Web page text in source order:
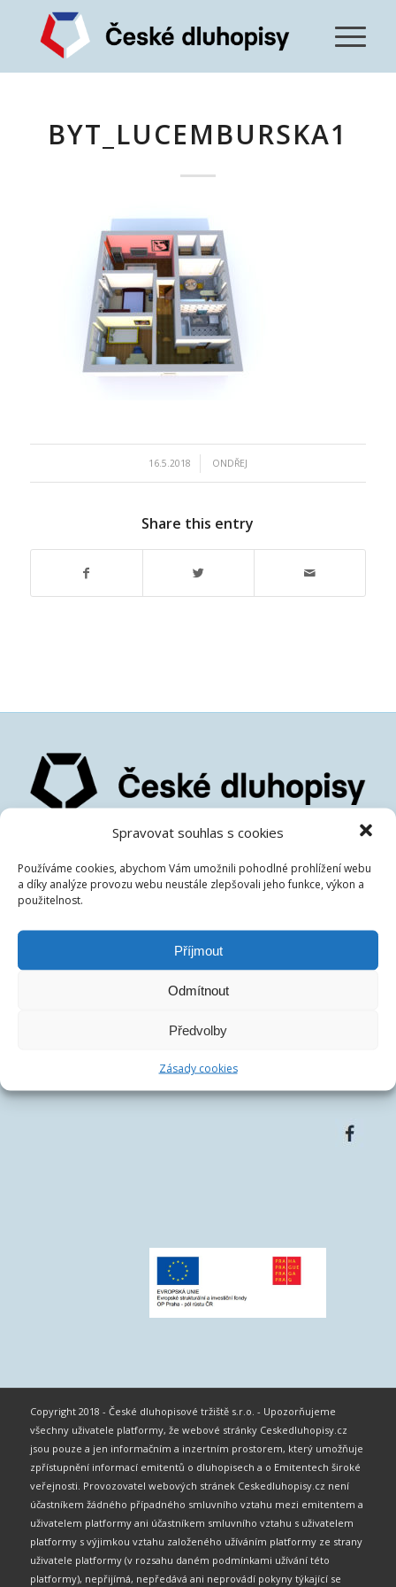
Spravovat souhlas s cookies
Používáme cookies, abychom Vám umožnili pohodlné prohlížení webu
a díky analýze provozu webu neustále zlepšovali jeho funkce, výkon a
použitelnost.
Příjmout
Odmítnout
Předvolby
Zásady cookies
BYT_LUCEMBURSKA1
16.5.2018 ONDŘEJ
Share this entry
IČ:07486278
DIČ:CZ07486278
Centrála společnosti:
Copyright 2018 - České dluhopisové tržiště s.r.o. - Upozorňujeme
všechny uživatele platformy, že webové stránky Ceskedluhopisy.cz
jsou pouze a jen informačním a inzertním prostorem, který umožňuje
zpřístupnění informací emitentů o dluhopisech a o Emitentech široké
veřejnosti. Provozovatel webových stránek Ceskedluhopisy.cz není
účastníkem žádného případného smluvního vztahu mezi emitentem a
uživatelem platformy ani účastníkem smluvního vztahu s uživatelem
platformy s výjimkou vztahu založeného užíváním platformy ze strany
uživatele platformy (v rozsahu daném podmínkami užívání této
platformy), nepřijímá, nepředává ani neprovádí pokyny týkající se